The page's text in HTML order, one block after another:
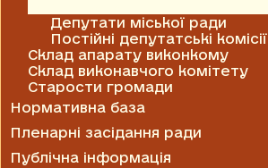
Депутати міської ради
Постійні депутатські комісії
Склад апарату виконкому
Склад виконавчого комітету
Старости громади
Нормативна база
Пленарні засідання ради
Публічна інформація